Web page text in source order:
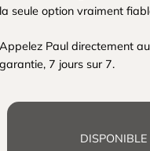
seule option vraiment
Paul directement
7 jours sur 7.